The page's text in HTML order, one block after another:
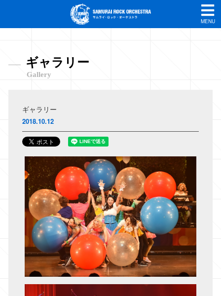
MENU
ギャラリー
Gallery
ギャラリー
2018.10.12